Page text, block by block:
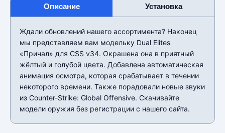
Описание Установка
Ждали обновлений нашего ассортимента? Наконец
мы представляем вам модельку Dual Elites
«Причал» для CSS v34. Окрашена она в приятный
жёлтый и голубой цвета. Добавлена автоматическая
анимация осмотра, которая срабатывает в течении
некоторого времени. Также порадовали новые звуки
из Counter-Strike: Global Offensive. Скачивайте
модели оружия без регистрации с нашего сайта.